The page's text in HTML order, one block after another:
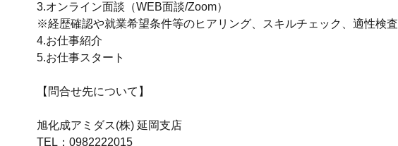
3.オンライン面談（WEB面談/Zoom）
※経歴確認や就業希望条件等のヒアリング、スキルチェック、適性検査
4.お仕事紹介
5.お仕事スタート
【問合せ先について】
旭化成アミダス(株) 延岡支店
TEL：0982222015